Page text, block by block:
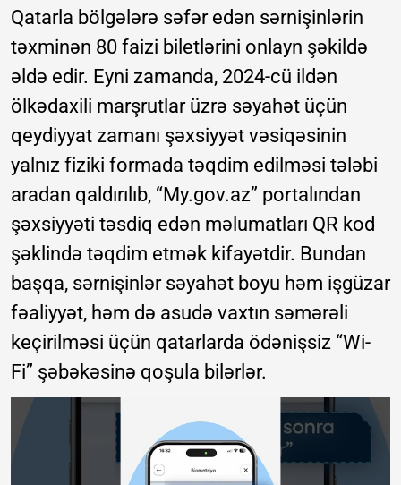
Qatarla bölgələrə səfər edən sərnişinlərin
təxminən 80 faizi biletlərini onlayn şəkildə
əldə edir. Eyni zamanda, 2024-cü ildən
ölkədaxili marşrutlar üzrə səyahət üçün
qeydiyyat zamanı şəxsiyyət vəsiqəsinin
yalnız fiziki formada təqdim edilməsi tələbi
aradan qaldırılıb, “My.gov.az” portalından
şəxsiyyəti təsdiq edən məlumatları QR kod
şəklində təqdim etmək kifayətdir. Bundan
başqa, sərnişinlər səyahət boyu həm işgüzar
fəaliyyət, həm də asudə vaxtın səmərəli
keçirilməsi üçün qatarlarda ödənişsiz “Wi-
Fi” şəbəkəsinə qoşula bilərlər.